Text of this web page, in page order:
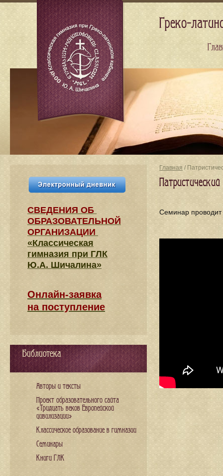
Главная /
Cеминар проводит
СВЕДЕНИЯ​ ОБ
ОБРАЗОВАТЕЛЬНОЙ
ОРГАНИЗАЦИИ
«Классическая
гимназия при ГЛК
Ю.А. Шичалина»
Онлайн-заявка
на поступление
Библиотека
Авторы и тексты
Проект образовательного сайта
«Тридцать веков Европейской
цивилизации»
Классическое образование в гимназии
Семинары
Книги ГЛК
Греко-